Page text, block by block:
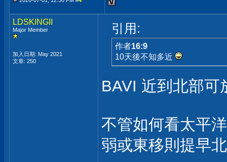
LDSKINGII
Major Member
加入日期: May 2021
文章: 250
引用:
作者16:9
10天後不知多近
BAVI 近到北部
不管如何看太平
弱或東移則提早